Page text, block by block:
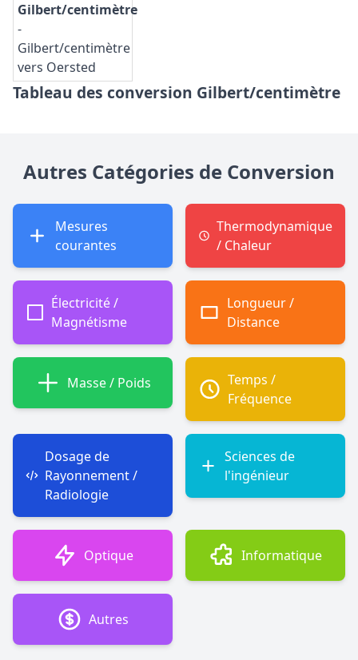
Gilbert/centimètre
-
Gilbert/centimètre
vers Oersted
Tableau des conversion Gilbert/centimètre
Autres Catégories de Conversion
Mesures
courantes
Thermodynamique
/ Chaleur
Électricité /
Magnétisme
Longueur /
Distance
Masse / Poids
Temps /
Fréquence
Dosage de
Rayonnement /
Radiologie
Sciences de
l'ingénieur
Optique Informatique
Autres